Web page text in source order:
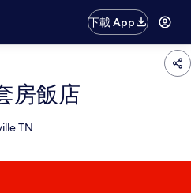
下載 App
房飯店
TN